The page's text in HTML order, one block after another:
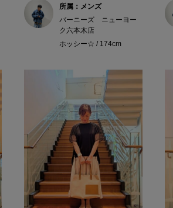
所属：メンズ
バーニーズ ニューヨー
ク六本木店
ホッシー☆ / 174cm